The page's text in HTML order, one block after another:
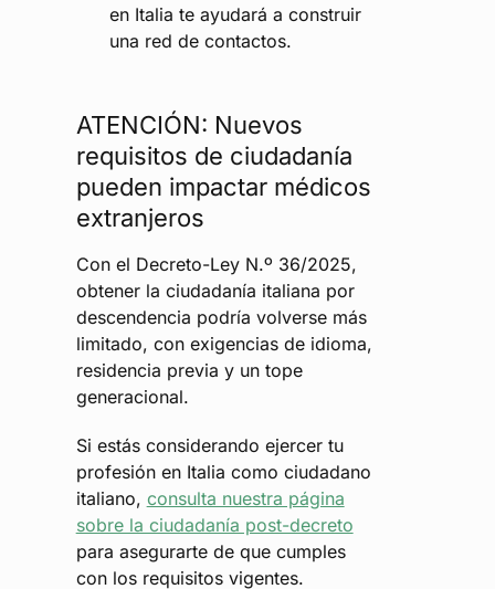
en Italia te ayudará a construir
una red de contactos.
ATENCIÓN: Nuevos
requisitos de ciudadanía
pueden impactar médicos
extranjeros
Con el Decreto-Ley N.º 36/2025,
obtener la ciudadanía italiana por
descendencia podría volverse más
limitado, con exigencias de idioma,
residencia previa y un tope
generacional.
Si estás considerando ejercer tu
profesión en Italia como ciudadano
italiano, consulta nuestra página
sobre la ciudadanía post-decreto
para asegurarte de que cumples
con los requisitos vigentes.